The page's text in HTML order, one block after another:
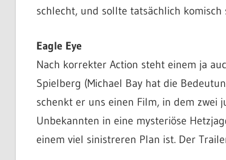
schlecht, und sollte tatsächlich komisch
Eagle Eye
Nach korrekter Action steht einem ja
Spielberg (Michael Bay hat die
schenkt er uns einen Film, in dem zwei
Unbekannten in eine mysteriöse
einem viel sinistreren Plan ist. Der